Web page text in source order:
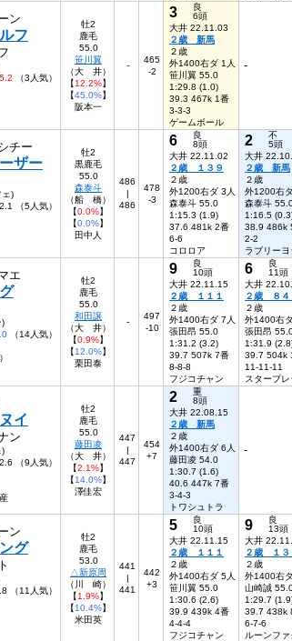
ン
フ
5.2 （3人気）
牡2
鹿毛
55.0
笹川翼
（大 井）
【12.2%】
【45.0%】
阪本一
-
465
-2
3
良
6頭
大井 22.11.03
２歳 新馬
２歳
外1400右ダ 1人
笹川翼 55.0
1:29.8 (1.0)
39.3 467k 1番
3-3-3
ゲームボール
-
チー
ザー
ェ)
（5人気）
牡2
黒鹿毛
55.0
森泰斗
（船 橋）
【0.0%】
【0.0%】
田中人
486
|
486
478
-3
6
良
8頭
大井 22.11.02
２歳 １３９
２歳
外1200右ダ 3人
森泰斗 55.0
1:15.3 (1.9)
37.6 481k 2番
6-6
コロロア
2
不
5頭
大井
２歳 新馬
２歳
外1200右
森泰斗
1:16.5
38.9 486k
2-2
ラブリーヨ
エ
)
（14人気）
牡2
鹿毛
55.0
和田譲
（大 井）
【0.9%】
【12.0%】
栗田泰
-
497
-10
9
良
10頭
大井 22.11.15
２歳 １１１
２歳
外1400右ダ 7人
張田昂 55.0
1:31.2 (3.2)
39.7 507k 7番
8-8-8
フジコチャン
6
良
11頭
大井
２歳 ８４
２歳
外1400右
張田昂
1:31.9
39.7 504k
11-11-11
スタープレ
イ
ン
)
（9人気）
牡2
鹿毛
55.0
藤田凌
（大 井）
【2.1%】
【14.0%】
澤佳宏
447
|
447
454
+7
2
重
8頭
大井 22.08.15
２歳 新馬
２歳
外1400右ダ 6人
藤田凌 54.0
1:30.7 (1.6)
40.6 447k 7番
3-4-3
トワシュトラ
-
ン
グ
（11人気）
牡2
鹿毛
53.0
△新原周
（川 崎）
【1.9%】
【10.4%】
米田英
441
|
441
442
+3
5
良
10頭
大井 22.11.15
２歳 １１１
２歳
外1400右ダ 5人
笹川翼 55.0
1:30.6 (2.6)
39.9 439k 4番
4-4-4
フジコチャン
9
良
13頭
大井
２歳 １３
２歳
外1400右
山崎誠
1:29.7
39.7 438k
6-7-6
ルーンファ